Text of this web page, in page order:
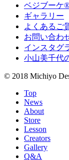
ベジブーケ
ギャラリー
よくあるご
お問い合わ
インスタグ
小山美千代
© 2018 Michiyo
Top
News
About
Store
Lesson
Creators
Gallery
Q&A